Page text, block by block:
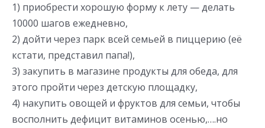
1) приобрести хорошую форму к лету — делать
10000 шагов ежедневно,
2) дойти через парк всей семьей в пиццерию (еë
кстати, представил папа!),
3) закупить в магазине продукты для обеда, для
этого пройти через детскую площадку,
4) накупить овощей и фруктов для семьи, чтобы
восполнить дефицит витаминов осенью,….но